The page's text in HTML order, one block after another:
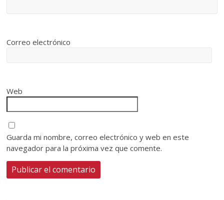
Correo electrónico
Web
Guarda mi nombre, correo electrónico y web en este
navegador para la próxima vez que comente.